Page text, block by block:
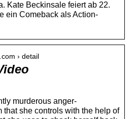
Kate Beckinsale feiert ab 22.
ein Comeback als Action-
› detail
murderous anger-
that she controls with the help of